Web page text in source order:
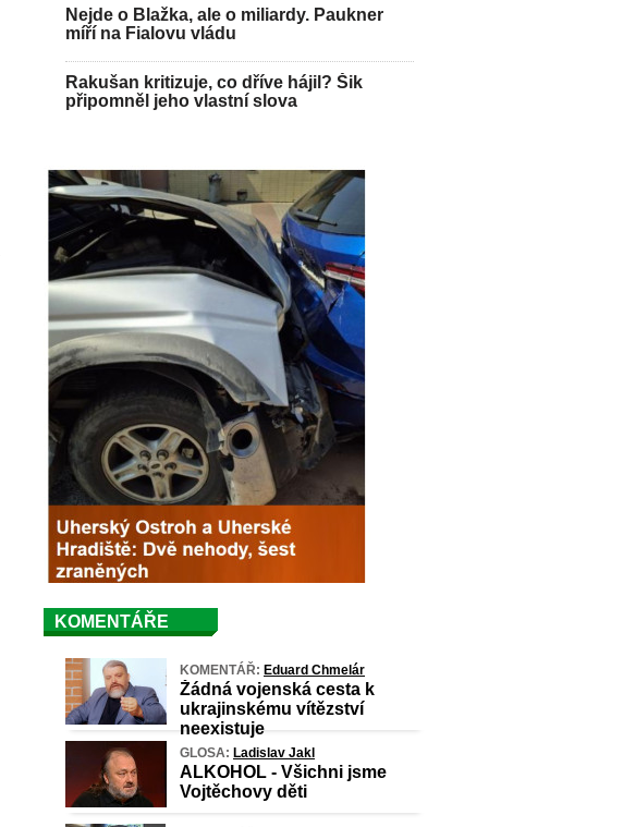
Nejde o Blažka, ale o miliardy. Paukner
míří na Fialovu vládu
Rakušan kritizuje, co dříve hájil? Šik
připomněl jeho vlastní slova
KOMENTÁŘE
KOMENTÁŘ: Eduard Chmelár
Žádná vojenská cesta k
ukrajinskému vítězství
neexistuje
GLOSA: Ladislav Jakl
ALKOHOL - Všichni jsme
Vojtěchovy děti